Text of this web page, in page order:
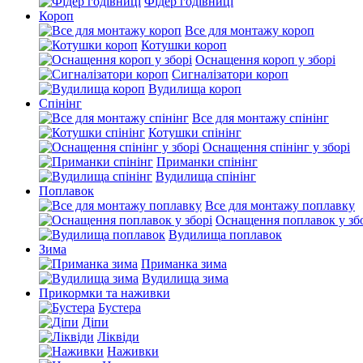
Короп
Все для монтажу короп
Котушки короп
Оснащення короп у зборі
Сигналізатори короп
Вудилища короп
Спінінг
Все для монтажу спінінг
Котушки спінінг
Оснащення спінінг у зборі
Приманки спінінг
Вудилища спінінг
Поплавок
Все для монтажу поплавку
Оснащення поплавок у
Вудилища поплавок
Зима
Приманка зима
Вудилища зима
Прикормки та наживки
Бустера
Діпи
Ліквіди
Наживки